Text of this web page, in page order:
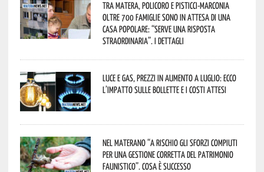
Tra Matera, Policoro e Pisticci-Marconia
oltre 700 famiglie sono in attesa di una
casa popolare: “serve una risposta
straordinaria”. I dettagli
Luce e gas, prezzi in aumento a luglio: ecco
l’impatto sulle bollette e i costi attesi
Nel materano “a rischio gli sforzi compiuti
per una gestione corretta del patrimonio
faunistico”. Cosa è successo